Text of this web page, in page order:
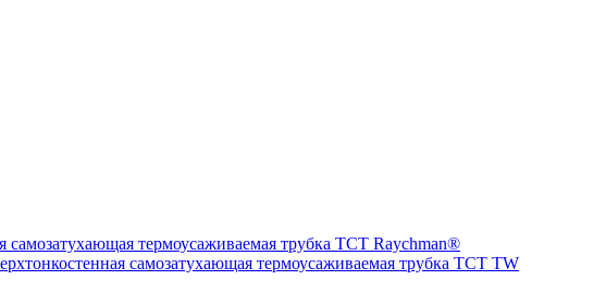
самозатухающая термоусаживаемая трубка ТCT Raychman®
самозатухающая термоусаживаемая трубка ТCT TW